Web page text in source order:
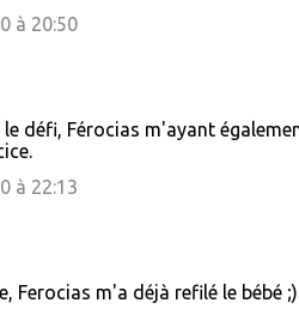
à 20:50
le défi, Férocias m'ayant
à 22:13
Ferocias m'a déjà refilé le bébé ;)